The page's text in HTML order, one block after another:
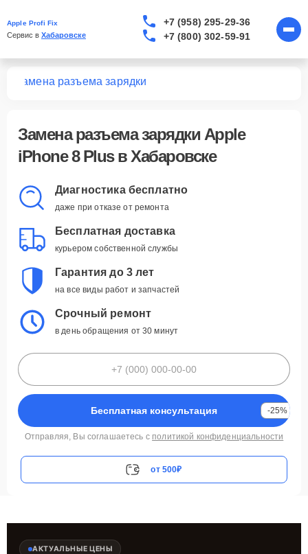
Apple Profi Fix
Сервис в Хабаровске
+7 (958) 295-29-36
+7 (800) 302-59-91
Замена разъема зарядки
Замена разъема зарядки Apple
iPhone 8 Plus в Хабаровске
Диагностика бесплатно
даже при отказе от ремонта
Бесплатная доставка
курьером собственной службы
Гарантия до 3 лет
на все виды работ и запчастей
Срочный ремонт
в день обращения от 30 минут
Бесплатная консультация -25%
Отправляя, Вы соглашаетесь с политикой конфиденциальности
от 500₽
АКТУАЛЬНЫЕ ЦЕНЫ